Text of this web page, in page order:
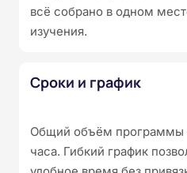
всё собрано в одном
изучения.
Сроки и график
Общий объём программы
часа. Гибкий график